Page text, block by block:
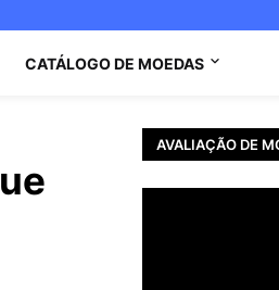
CATÁLOGO DE MOEDAS
AVALIAÇÃO DE